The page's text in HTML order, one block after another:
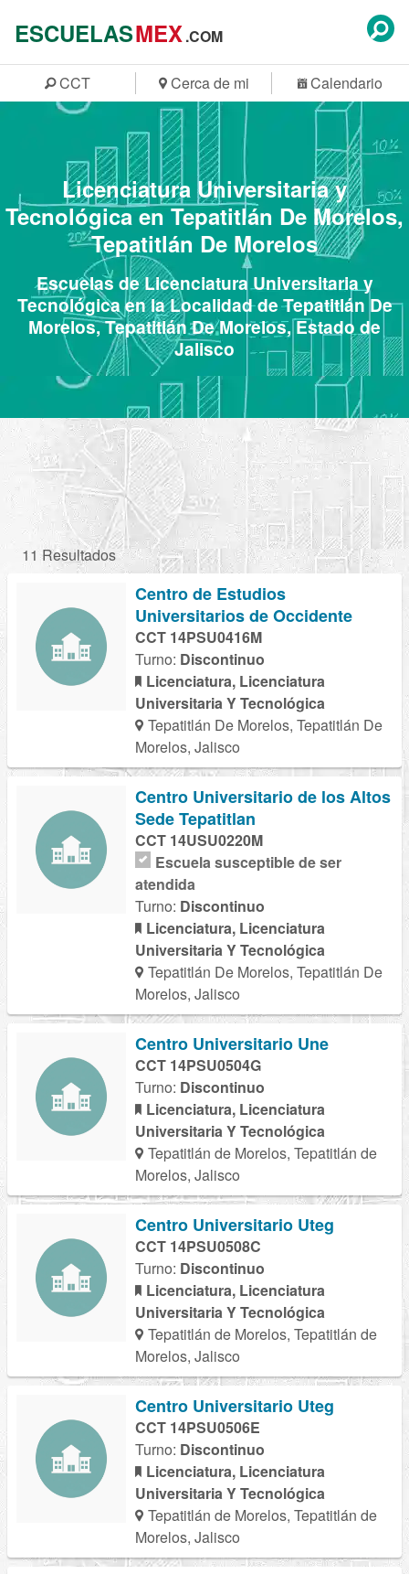
ESCUELASMEX.COM
CCT Cerca de mi Calendario
Licenciatura Universitaria y
Tecnológica en Tepatitlán De Morelos,
Tepatitlán De Morelos
Escuelas de Licenciatura Universitaria y
Tecnológica en la Localidad de Tepatitlán De
Morelos, Tepatitlán De Morelos, Estado de
Jalisco
11 Resultados
Centro de Estudios
Universitarios de Occidente
CCT 14PSU0416M
Turno: Discontinuo
Licenciatura, Licenciatura
Universitaria Y Tecnológica
Tepatitlán De Morelos, Tepatitlán De
Morelos, Jalisco
Centro Universitario de los Altos
Sede Tepatitlan
CCT 14USU0220M
Escuela susceptible de ser
atendida
Turno: Discontinuo
Licenciatura, Licenciatura
Universitaria Y Tecnológica
Tepatitlán De Morelos, Tepatitlán De
Morelos, Jalisco
Centro Universitario Une
CCT 14PSU0504G
Turno: Discontinuo
Licenciatura, Licenciatura
Universitaria Y Tecnológica
Tepatitlán de Morelos, Tepatitlán de
Morelos, Jalisco
Centro Universitario Uteg
CCT 14PSU0508C
Turno: Discontinuo
Licenciatura, Licenciatura
Universitaria Y Tecnológica
Tepatitlán de Morelos, Tepatitlán de
Morelos, Jalisco
Centro Universitario Uteg
CCT 14PSU0506E
Turno: Discontinuo
Licenciatura, Licenciatura
Universitaria Y Tecnológica
Tepatitlán de Morelos, Tepatitlán de
Morelos, Jalisco